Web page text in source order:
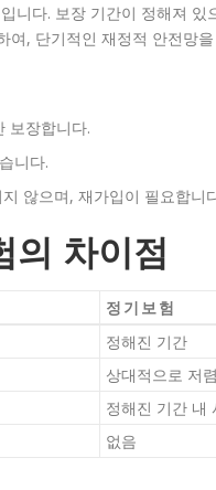
니다. 보장 기간이 정해져
, 단기적인 재정적 안전망
보장합니다.
니다.
않으며, 재가입이 필요합니
의 차이점
정기보험
정해진 기간
상대적으로 저
정해진 기간 내
없음